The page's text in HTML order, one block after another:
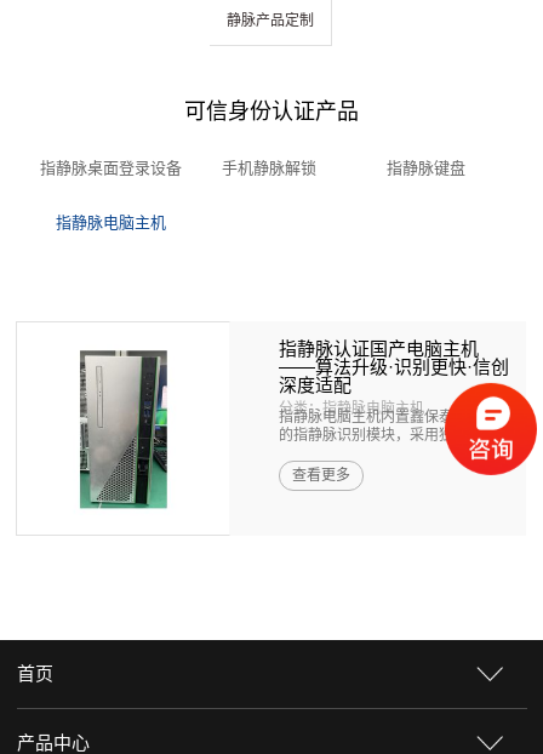
静脉产品定制
可信身份认证产品
指静脉桌面登录设备 手机静脉解锁 指静脉键盘
指静脉电脑主机
指静脉认证国产电脑主机
——算法升级·识别更快·信创
深度适配
分类：指静脉电脑主机
指静脉电脑主机内置鑫保泰自主研发
的指静脉识别模块，采用独家单片机
查看更多
首页
产品中心